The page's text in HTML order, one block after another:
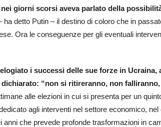
giorni scorsi aveva parlato della
ha detto Putin – il destino di coloro che in
Ora le conseguenze per gli eventuali
i successi delle sue forze in
dichiarato: “non si ritireranno, non
alle elezioni in cui si presenta per un
agli interventi nel settore economico,
anni che prevede profonde trasformazioni in